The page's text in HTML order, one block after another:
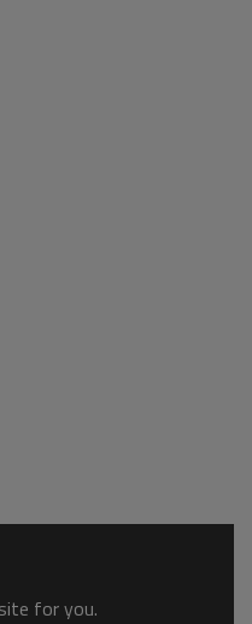
for you.